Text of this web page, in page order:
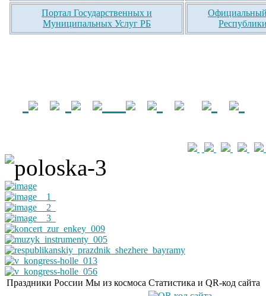
Портал Государственных и
Муниципальных Услуг РБ
Официальный
Праздники России Мы из космоса Статистика и QR-код сайта